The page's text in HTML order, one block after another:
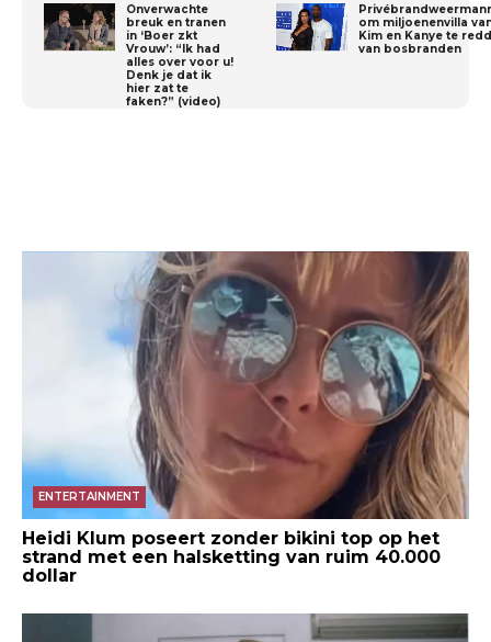
Onverwachte
breuk en tranen
in ‘Boer zkt
Vrouw’: “Ik had
alles over voor u!
Denk je dat ik
hier zat te
faken?” (video)
om miljoenenvilla
Kim en Kanye te
van bosbranden
ENTERTAINMENT
Heidi Klum poseert zonder bikini top op het
strand met een halsketting van ruim 40.000
dollar